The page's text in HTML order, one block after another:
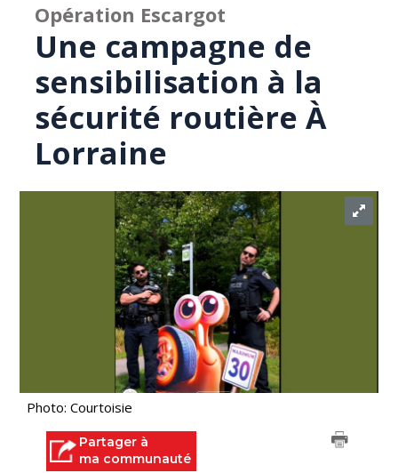
Opération Escargot
Une campagne de
sensibilisation à la
sécurité routière À
Lorraine
Photo: Courtoisie
Partager à
ma communauté